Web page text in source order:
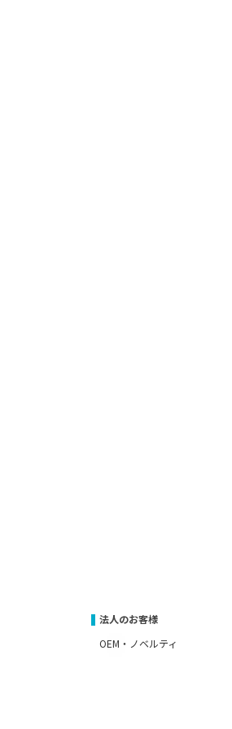
法人のお客様
OEM・ノベルティ